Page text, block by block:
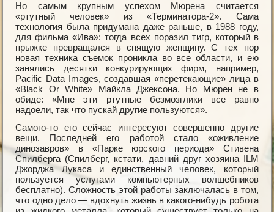
Но самым крупным успехом Мюрена считается
«ртутный человек» из «Терминатора-2». Cама
технология была придумана даже раньше, в 1988 году,
для фильма «Ива»: тогда всех поразил тигр, который в
прыжке превращался в спящую женщину. С тех пор
новая техника съемок проникла во все области, и ею
занялись десятки конкурирующих фирм, например,
Рacific Data Images, создавшая «перетекающие» лица в
«Black Or White» Майкла Джексона. Но Мюрен не в
обиде: «Мне эти ртутные безмозглики все равно
надоели, так что пускай другие пользуются».
Самого-то его сейчас интересуют совершенно другие
вещи. Последней его работой стало «оживление
динозавров» в «Парке юрского периода» Стивена
Спилберга (Спилберг, кстати, давний друг хозяина ILM
Джорджа Лукаса и единственный человек, который
пользуется услугами компьютерных волшебников
бесплатно). Сложность этой работы заключалась в том,
что одно дело — вдохнуть жизнь в какого-нибудь робота